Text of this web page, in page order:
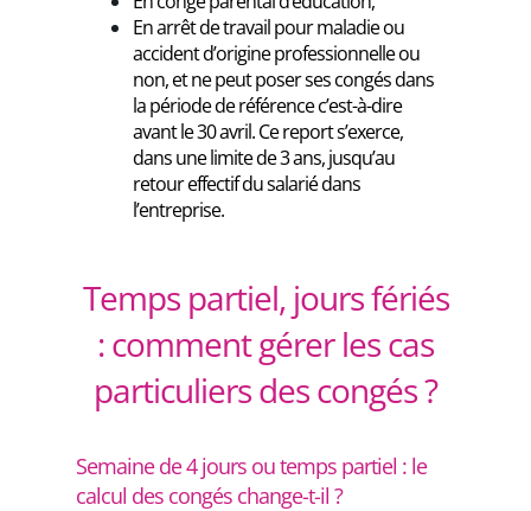
En arrêt de travail pour maladie ou
accident d’origine professionnelle ou
non, et ne peut poser ses congés dans
la période de référence c’est-à-dire
avant le 30 avril. Ce report s’exerce,
dans une limite de 3 ans, jusqu’au
retour effectif du salarié dans
l’entreprise.
Temps partiel, jours fériés
: comment gérer les cas
particuliers des congés ?
Semaine de 4 jours ou temps partiel : le
calcul des congés change-t-il ?